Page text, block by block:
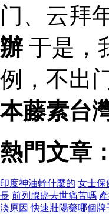
门、云拜
辦 于是，
例，不出
本藤素台
熱門文章：
印度神油幹什麼的 女士保
長 前列腺癌去世痛苦嗎
淡原因 快速壯陽藥哪個牌